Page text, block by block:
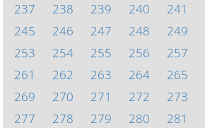
237
238 239 240 241
245
246 247 248 249
253
254 255 256 257
261
262 263 264 265
269
270 271 272 273
277
278 279 280 281